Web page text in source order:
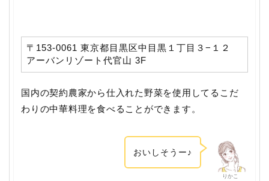
〒153-0061 東京都目黒区中目黒１丁目３−１２
アーバンリゾート代官山 3F
国内の契約農家から仕入れた野菜を使用してるこだ
わりの中華料理を食べることができます。
りかこ
おいしそうー♪